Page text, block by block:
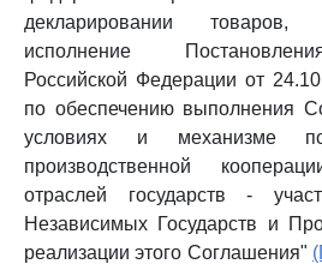
декларировании
исполнение
Российской Федерации от
по обеспечению выполнения
условиях и механизме
производственной
отраслей государств -
Независимых Государств и
реализации этого Соглашения"